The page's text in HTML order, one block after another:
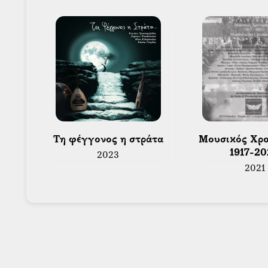
Τη φέγγονος η στράτα
2023
1917-
2021